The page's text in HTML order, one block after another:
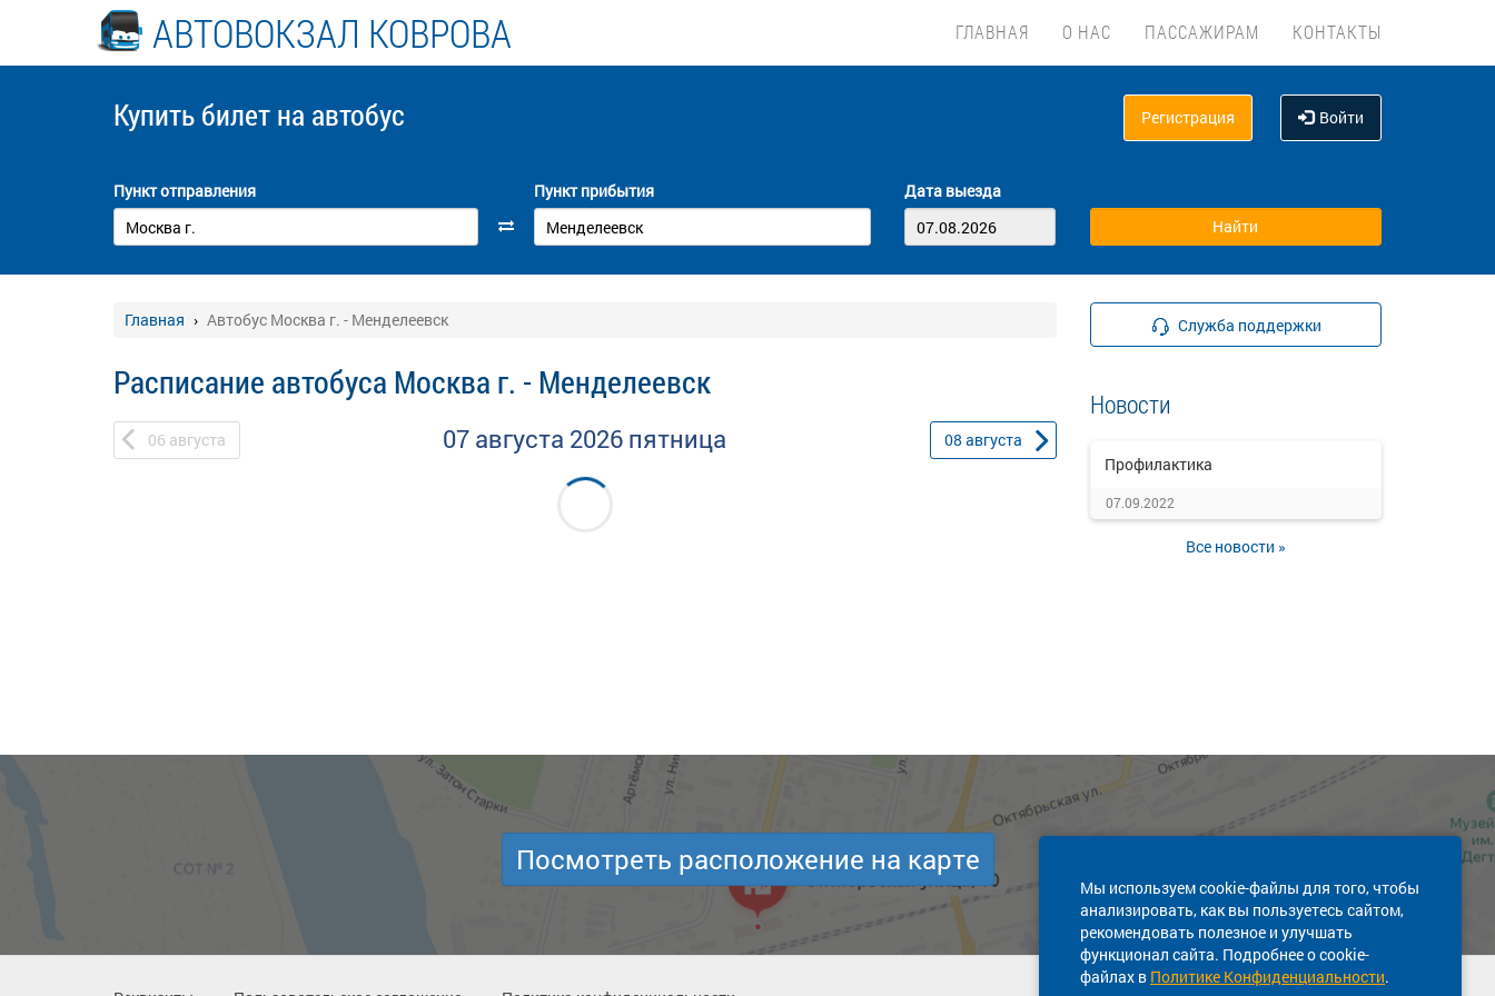
АВТОВОКЗАЛ КОВРОВА ГЛАВНАЯ О НАС ПАССАЖИРАМ КОНТАКТЫ
Купить билет на автобус Регистрация Войти
Пункт отправления Пункт прибытия Дата выезда
Главная Автобус Москва г. - Менделеевск
Расписание автобуса Москва г. - Менделеевск
06 августа 07 августа 2026 пятница 08 августа
Служба поддержки
Новости
Профилактика
07.09.2022
Все новости »
Мы используем cookie-файлы для того, чтобы
анализировать, как вы пользуетесь сайтом,
рекомендовать полезное и улучшать
функционал сайта. Подробнее о cookie-
файлах в Политике Конфиденциальности.
Посмотреть расположение на карте